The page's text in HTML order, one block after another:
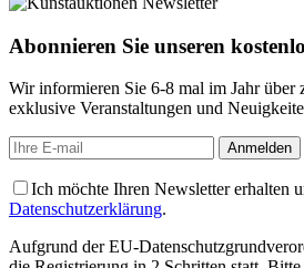
Abonnieren Sie unseren
Wir informieren Sie 6-8 mal im Jahr über
exklusive Veranstaltungen und
Ich möchte Ihren Newsletter erhalten
Datenschutzerklärung.
Aufgrund der EU-